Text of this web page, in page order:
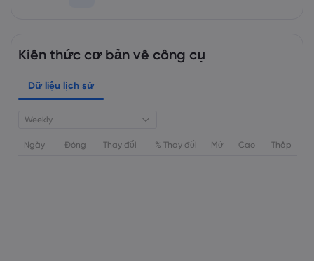
Kiến thức cơ bản về công cụ
Dữ liệu lịch sử
Weekly
Ngày Đóng Thay đổi % Thay đổi Mở Cao Thấp